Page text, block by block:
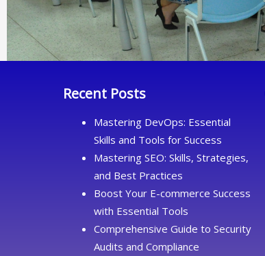
Recent Posts
Mastering DevOps: Essential
Skills and Tools for Success
Mastering SEO: Skills, Strategies,
and Best Practices
Boost Your E-commerce Success
with Essential Tools
Comprehensive Guide to Security
Audits and Compliance